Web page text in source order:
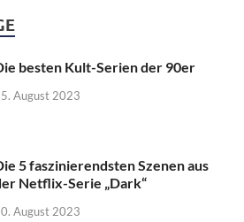
besten Kult-Serien der 90er
August 2023
5 faszinierendsten Szenen aus
Netflix-Serie „Dark“
August 2023